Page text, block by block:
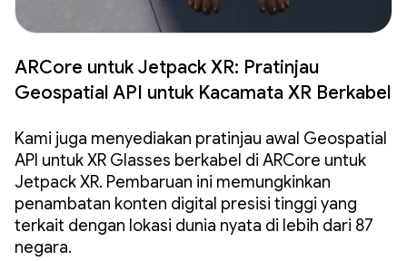
ARCore untuk Jetpack XR: Pratinjau
Geospatial API untuk Kacamata XR Berkabel
Kami juga menyediakan pratinjau awal Geospatial
API untuk XR Glasses berkabel di ARCore untuk
Jetpack XR. Pembaruan ini memungkinkan
penambatan konten digital presisi tinggi yang
terkait dengan lokasi dunia nyata di lebih dari 87
negara.